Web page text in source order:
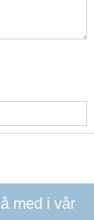
med i vår